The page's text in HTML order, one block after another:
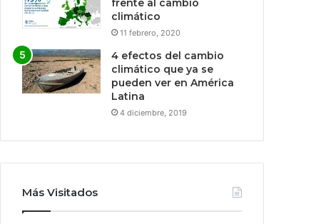
frente al cambio
climático
11 febrero, 2020
4 efectos del cambio
climático que ya se
pueden ver en América
Latina
4 diciembre, 2019
Más Visitados